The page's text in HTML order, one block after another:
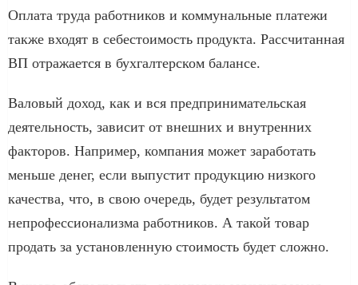
Оплата труда работников и коммунальные платежи
также входят в себестоимость продукта. Рассчитанная
ВП отражается в бухгалтерском балансе.
Валовый доход, как и вся предпринимательская
деятельность, зависит от внешних и внутренних
факторов. Например, компания может заработать
меньше денег, если выпустит продукцию низкого
качества, что, в свою очередь, будет результатом
непрофессионализма работников. А такой товар
продать за установленную стоимость будет сложно.